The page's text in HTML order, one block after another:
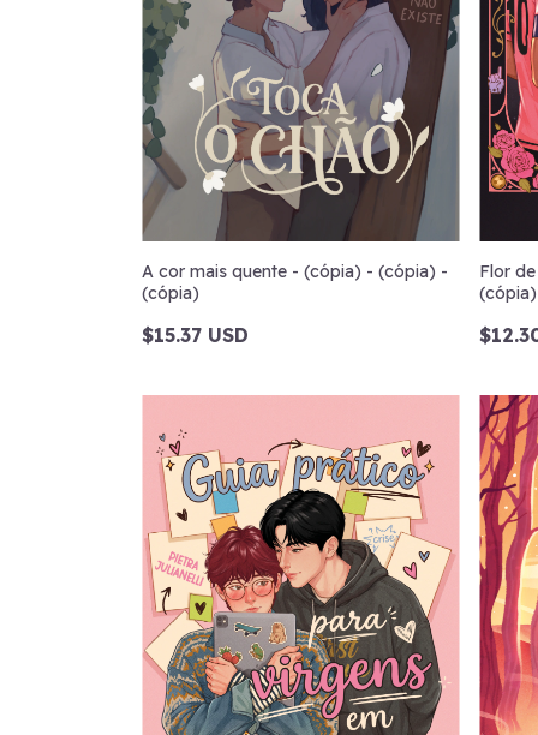
A cor mais quente - (cópia) - (cópia) -
(cópia)
$15.37 USD
Flor
(cópia)